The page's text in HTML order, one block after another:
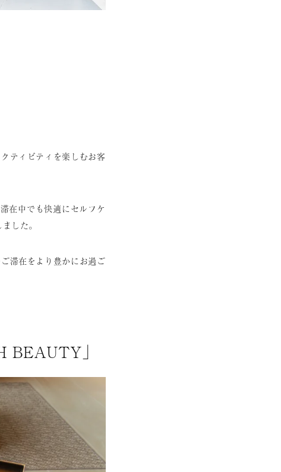
ティビティを楽しむお客
在中でも快適にセルフケ
した。
滞在をより豊かにお過ご
BEAUTY」